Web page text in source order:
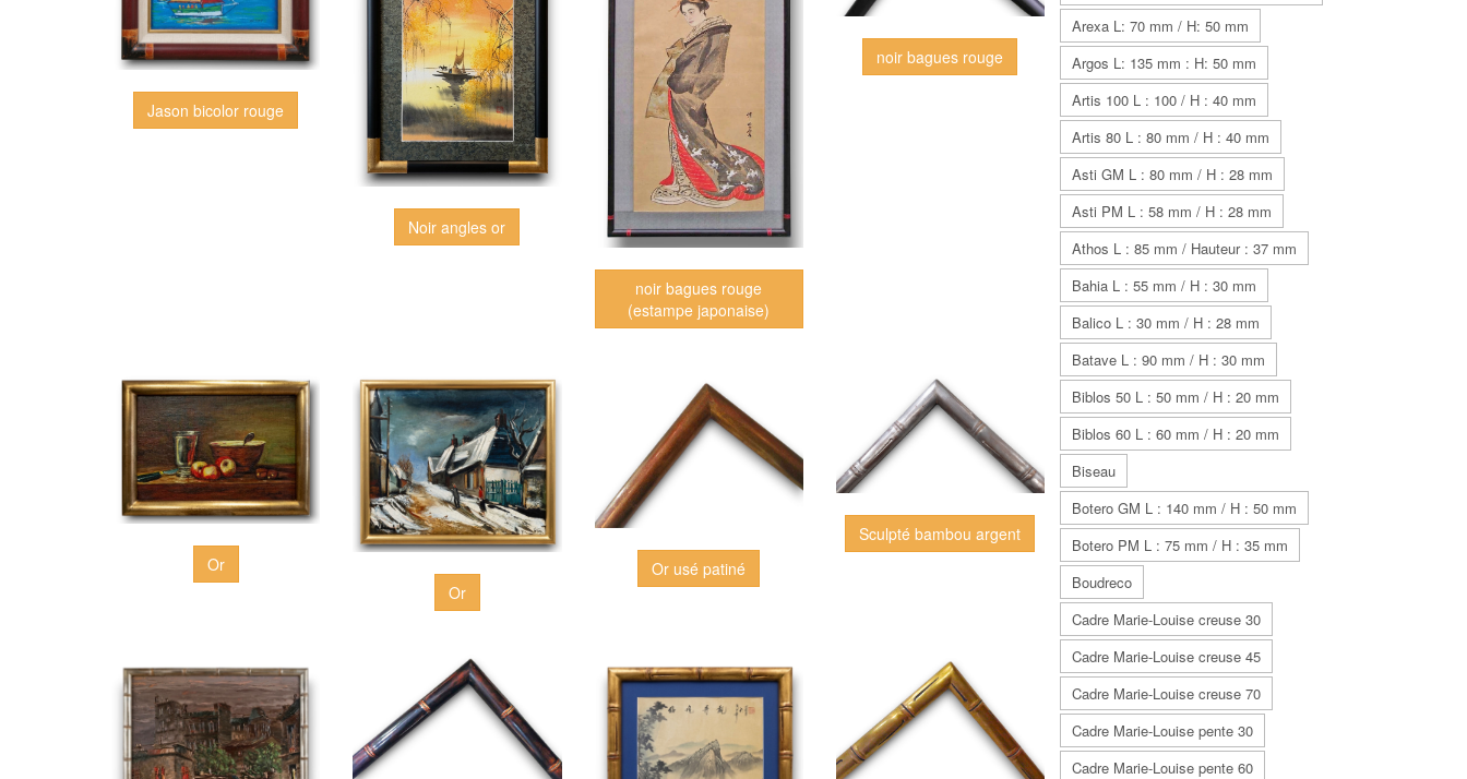
Jason bicolor rouge
Noir angles or
noir bagues rouge
(estampe japonaise)
noir bagues rouge
Or
Or
Or usé patiné
Sculpté bambou argent
Arexa L: 70 mm / H: 50 mm
Argos L: 135 mm : H: 50 mm
Artis 100 L : 100 / H : 40 mm
Artis 80 L : 80 mm / H : 40 mm
Asti GM L : 80 mm / H : 28 mm
Asti PM L : 58 mm / H : 28 mm
Athos L : 85 mm / Hauteur : 37 mm
Bahia L : 55 mm / H : 30 mm
Balico L : 30 mm / H : 28 mm
Batave L : 90 mm / H : 30 mm
Biblos 50 L : 50 mm / H : 20 mm
Biblos 60 L : 60 mm / H : 20 mm
Biseau
Botero GM L : 140 mm / H : 50 mm
Botero PM L : 75 mm / H : 35 mm
Boudreco
Cadre Marie-Louise creuse 30
Cadre Marie-Louise creuse 45
Cadre Marie-Louise creuse 70
Cadre Marie-Louise pente 30
Cadre Marie-Louise pente 60